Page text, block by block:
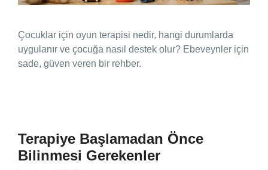
Çocuklar için oyun terapisi nedir, hangi durumlarda
uygulanır ve çocuğa nasıl destek olur? Ebeveynler için
sade, güven veren bir rehber.
Terapiye Başlamadan Önce
Bilinmesi Gerekenler